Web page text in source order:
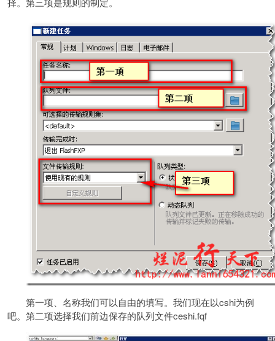
第一项、名称我们可以自由的填写。我们现在以cshi为例
吧。第二项选择我们前边保存的队列文件ceshi.fqf